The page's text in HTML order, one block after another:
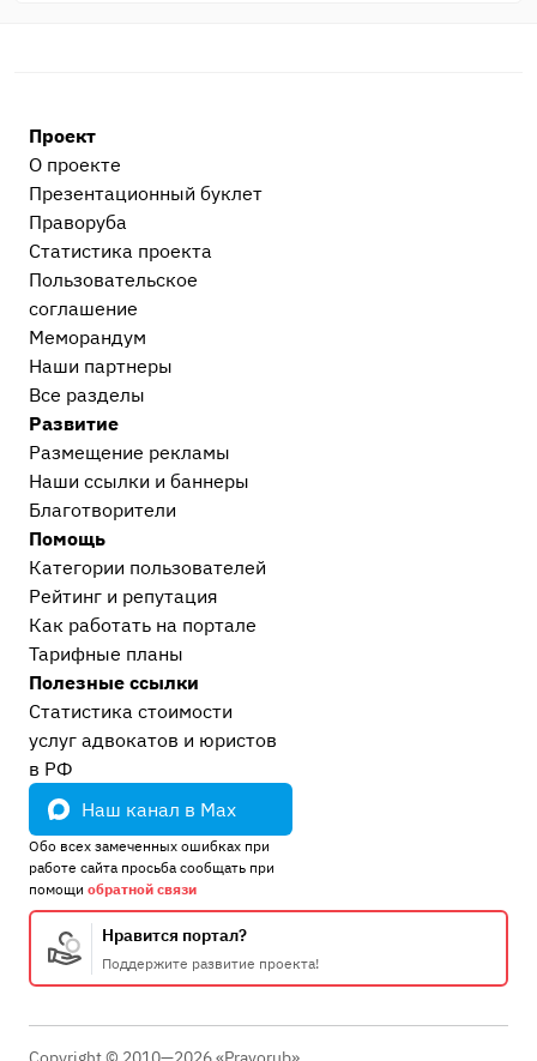
После приговора или решения суда
Исполнительное производство
Прочее
Остальные дела, не вошедшие в другие
категории 1
Проект
О проекте
Презентационный букл​ет
Праворуба
Статистика проекта
Пользовательское
соглашение
Меморандум
Наши партнеры
Все разделы
Развитие
Размещение рекламы
Наши ссылки и баннеры
Благотворители
Помощь
Категории пользователей
Рейтинг и репутация
Как работать на портале
Тарифные планы
Полезные ссылки
Статистика стоимости
услуг адвокатов и юристов
в РФ
Наш канал в Max
Обо всех замеченных ошибках при
работе сайта просьба сообщать при
помощи обратной связи
Нравится портал?
Поддержите развитие проекта!